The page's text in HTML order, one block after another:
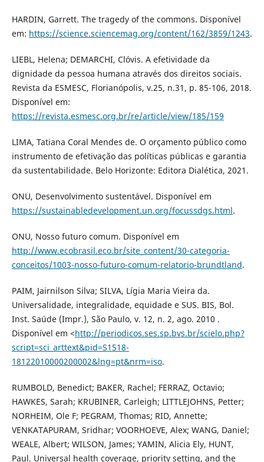
HARDIN, Garrett. The tragedy of the commons. Disponível
em: https://science.sciencemag.org/content/162/3859/1243.
LIEBL, Helena; DEMARCHI, Clóvis. A efetividade da
dignidade da pessoa humana através dos direitos sociais.
Revista da ESMESC, Florianópolis, v.25, n.31, p. 85-106, 2018.
Disponível em:
https://revista.esmesc.org.br/re/article/view/185/159
LIMA, Tatiana Coral Mendes de. O orçamento público como
instrumento de efetivação das políticas públicas e garantia
da sustentabilidade. Belo Horizonte: Editora Dialética, 2021.
ONU, Desenvolvimento sustentável. Disponível em
https://sustainabledevelopment.un.org/focussdgs.html.
ONU, Nosso futuro comum. Disponível em
http://www.ecobrasil.eco.br/site_content/30-categoria-
conceitos/1003-nosso-futuro-comum-relatorio-brundtland.
PAIM, Jairnilson Silva; SILVA, Lígia Maria Vieira da.
Universalidade, integralidade, equidade e SUS. BIS, Bol.
Inst. Saúde (Impr.), São Paulo, v. 12, n. 2, ago. 2010 .
Disponível em <http://periodicos.ses.sp.bvs.br/scielo.php?
script=sci_arttext&pid=S1518-
18122010000200002&lng=pt&nrm=iso.
RUMBOLD, Benedict; BAKER, Rachel; FERRAZ, Octavio;
HAWKES, Sarah; KRUBINER, Carleigh; LITTLEJOHNS, Petter;
NORHEIM, Ole F; PEGRAM, Thomas; RID, Annette;
VENKATAPURAM, Sridhar; VOORHOEVE, Alex; WANG, Daniel;
WEALE, Albert; WILSON, James; YAMIN, Alicia Ely, HUNT,
Paul. Universal health coverage, priority setting, and the